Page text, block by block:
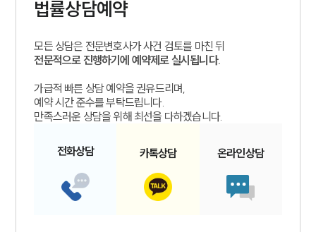
법률상담예약
모든 상담은 전문변호사가 사건 검토를 마친 뒤
전문적으로 진행하기에 예약제로 실시됩니다.
가급적 빠른 상담 예약을 권유드리며,
예약 시간 준수를 부탁드립니다.
만족스러운 상담을 위해 최선을 다하겠습니다.
전화상담 카톡상담 온라인상담